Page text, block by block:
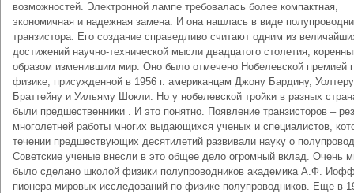
возможностей. Электронной лампе требовалась более компактная,
экономичная и надежная замена. И она нашлась в виде
транзистора. Его создание справедливо считают одним из
достижений научно-технической мысли двадцатого столетия,
образом изменившим мир. Оно было отмечено Нобелевской премией
физике, присужденной в 1956 г. американцам Джону Бардину, Уолтеру
Браттейну и Уильяму Шокли. Но у нобелевской тройки в разных
были предшественники . И это понятно. Появление транзисторов –
многолетней работы многих выдающихся ученых и специалистов,
течении предшествующих десятилетий развивали науку о
Советские ученые внесли в это общее дело огромный вклад. Очень
было сделано школой физики полупроводников академика А.Ф.
пионера мировых исследований по физике полупроводников. Еще в